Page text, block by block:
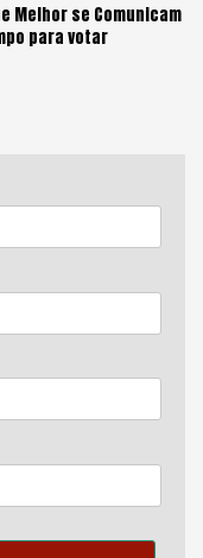
Melhor se Comunicam
para votar